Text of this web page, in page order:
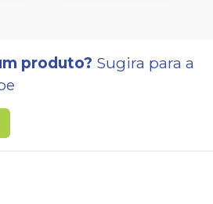
produto? Sugira para a